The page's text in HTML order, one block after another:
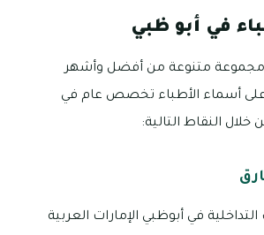
في أبو ظبي
مجموعة متنوعة من أفضل وأشهر
على أسماء الأطباء تخصص عام في
النقاط التالية:
في أبوظبي الإمارات العربية